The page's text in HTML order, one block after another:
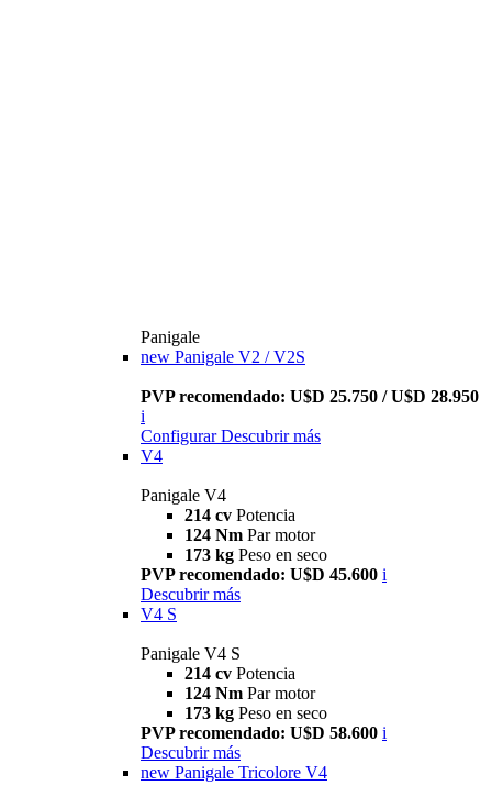
Panigale
new Panigale V2 / V2S
PVP recomendado: U$D 25.750 / U$D 28.950
i
Configurar Descubrir más
V4
Panigale V4
214 cv Potencia
124 Nm Par motor
173 kg Peso en seco
PVP recomendado: U$D 45.600 i
Descubrir más
V4 S
Panigale V4 S
214 cv Potencia
124 Nm Par motor
173 kg Peso en seco
PVP recomendado: U$D 58.600 i
Descubrir más
new Panigale Tricolore V4